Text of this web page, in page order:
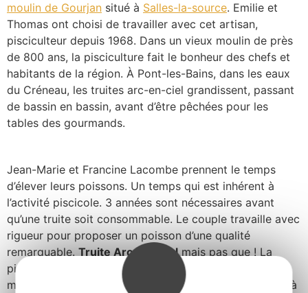
moulin de Gourjan situé à Salles-la-source. Emilie et
Thomas ont choisi de travailler avec cet artisan,
pisciculteur depuis 1968. Dans un vieux moulin de près
de 800 ans, la pisciculture fait le bonheur des chefs et
habitants de la région. À Pont-les-Bains, dans les eaux
du Créneau, les truites arc-en-ciel grandissent, passant
de bassin en bassin, avant d’être pêchées pour les
tables des gourmands.
Jean-Marie et Francine Lacombe prennent le temps
d’élever leurs poissons. Un temps qui est inhérent à
l’activité piscicole. 3 années sont nécessaires avant
qu’une truite soit consommable. Le couple travaille avec
rigueur pour proposer un poisson d’une qualité
remarquable. Truite Arc-en-Cielmais pas que ! La
pisciculture propose également
la truite fumée
mets qui fait la renommée de l’exploitation bien au-delà